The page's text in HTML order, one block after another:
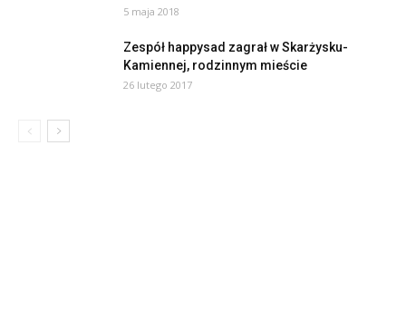
5 maja 2018
Zespół happysad zagrał w Skarżysku-
Kamiennej, rodzinnym mieście
26 lutego 2017